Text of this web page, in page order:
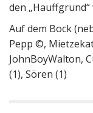
den
Auf dem Bock
Pepp ©,
JohnBoyWalton,
(1), Sören (1)